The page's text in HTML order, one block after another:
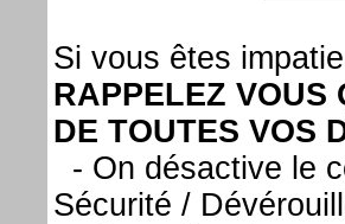
Si vous êtes
RAPPELEZ VOUS
DE TOUTES VOS
- On désactive le
Sécurité /